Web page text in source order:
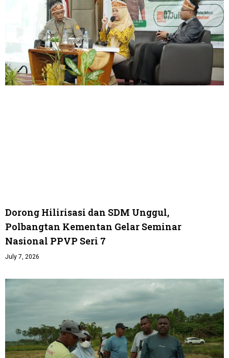
Dorong Hilirisasi dan SDM Unggul,
Polbangtan Kementan Gelar Seminar
Nasional PPVP Seri 7
July 7, 2026